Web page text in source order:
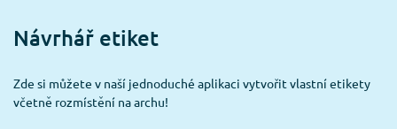
Návrhář etiket
Zde si můžete v naší jednoduché aplikaci vytvořit vlastní etikety
včetně rozmístění na archu!